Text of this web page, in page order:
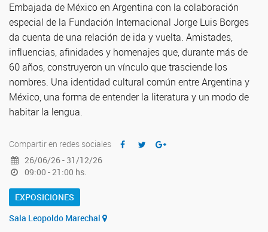
Embajada de México en Argentina con la colaboración
especial de la Fundación Internacional Jorge Luis Borges
da cuenta de una relación de ida y vuelta. Amistades,
influencias, afinidades y homenajes que, durante más de
60 años, construyeron un vínculo que trasciende los
nombres. Una identidad cultural común entre Argentina y
México, una forma de entender la literatura y un modo de
habitar la lengua.
Compartir en redes sociales
26/06/26 - 31/12/26
09:00 - 21:00 hs.
EXPOSICIONES
Sala Leopoldo Marechal